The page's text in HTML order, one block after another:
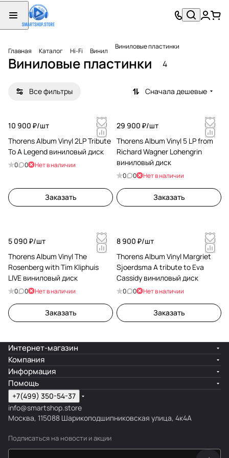
Главная Каталог Hi-Fi Винил Виниловые пластинки
Виниловые пластинки 4
Все фильтры Сначала дешевые
10 900 ₽/шт
Thorens Album Vinyl 2LP Tribute
To A Legend виниловый диск
0 0 Нет в наличии
Заказать
29 900 ₽/шт
Thorens Album Vinyl 5 LP from
Richard Wagner Lohengrin
виниловый диск
0 0 Нет в наличии
Заказать
5 090 ₽/шт
Thorens Album Vinyl The
Rosenberg with Tim Kliphuis
LIVE виниловый диск
0 0 Нет в наличии
Заказать
8 900 ₽/шт
Thorens Album Vinyl Margriet
Sjoerdsma A tribute to Eva
Cassidy виниловый диск
0 0 Нет в наличии
Заказать
Интернет-магазин
Компания
Информация
Помощь
+7(499) 350-54-37
info@smartshop.store
Москва, 115088 Шарикоподшипниковская улица, 4к4А
Подписаться на новости и акции